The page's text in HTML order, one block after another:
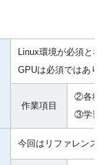
Linux環境が必須とな
GPUは必須ではあり
作業項目
②各種
③学習
今回はリファレンス